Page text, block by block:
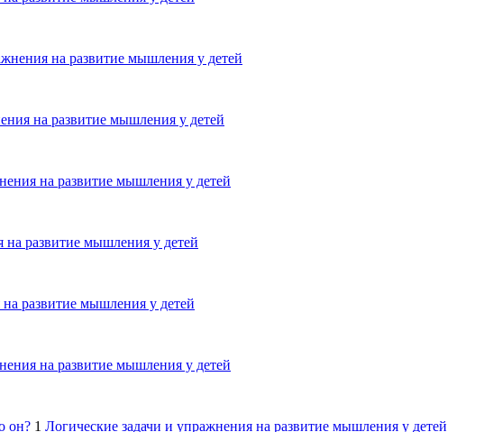
на развитие мышления у детей
на развитие мышления у детей
на развитие мышления у детей
на развитие мышления у детей
развитие мышления у детей
на развитие мышления у детей
он? 1 Логические задачи и упражнения на развитие мышления у детей